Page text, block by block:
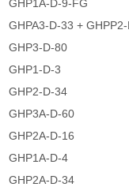
GHP1A-D-9-FG
GHPA3-D-33 +
GHP3-D-80
GHP1-D-3
GHP2-D-34
GHP3A-D-60
GHP2A-D-16
GHP1A-D-4
GHP2A-D-34